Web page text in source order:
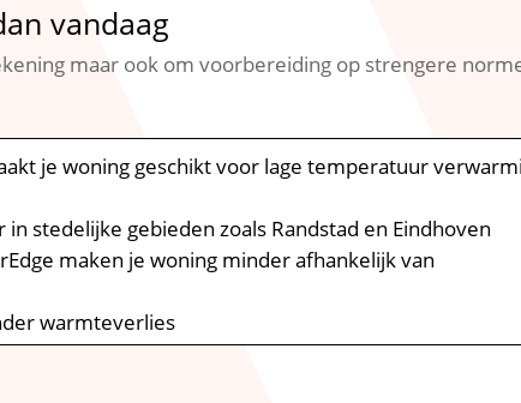
vandaag
maar ook om voorbereiding op strengere
je woning geschikt voor lage temperatuur
stedelijke gebieden zoals Randstad en Eindhoven
maken je woning minder afhankelijk van
warmteverlies